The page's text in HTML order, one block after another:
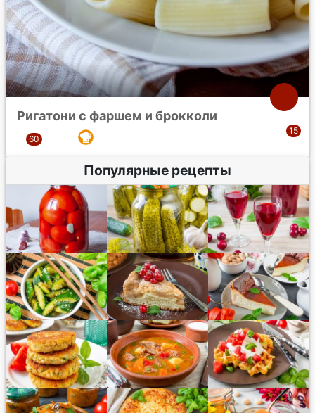
Ригатони с фаршем и брокколи
Популярные рецепты